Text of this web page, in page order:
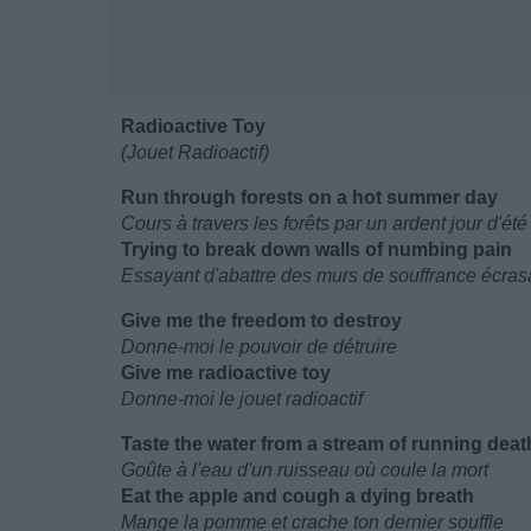
Radioactive Toy
(Jouet Radioactif)
Run through forests on a hot summer day
Cours à travers les forêts par un ardent jour d'été
Trying to break down walls of numbing pain
Essayant d'abattre des murs de souffrance
Give me the freedom to destroy
Donne-moi le pouvoir de détruire
Give me radioactive toy
Donne-moi le jouet radioactif
Taste the water from a stream of running
Goûte à l'eau d'un ruisseau où coule la mort
Eat the apple and cough a dying breath
Mange la pomme et crache ton dernier souffle